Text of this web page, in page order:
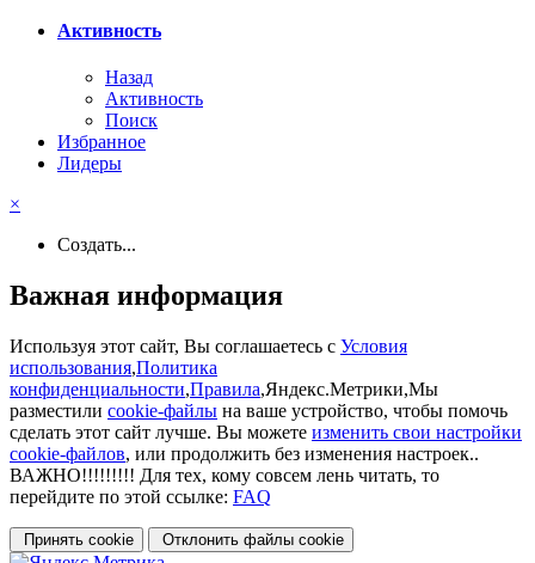
Активность
Назад
Активность
Поиск
Избранное
Лидеры
×
Создать...
Важная информация
Используя этот сайт, Вы соглашаетесь с Условия
использования,Политика
конфиденциальности,Правила,Яндекс.Метрики,Мы
разместили cookie-файлы на ваше устройство, чтобы помочь
сделать этот сайт лучше. Вы можете изменить свои настройки
cookie-файлов, или продолжить без изменения настроек..
ВАЖНО!!!!!!!!! Для тех, кому совсем лень читать, то
перейдите по этой ссылке: FAQ
Принять cookie Отклонить файлы сookie